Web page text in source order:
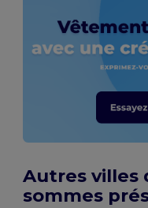
Autres villes
sommes